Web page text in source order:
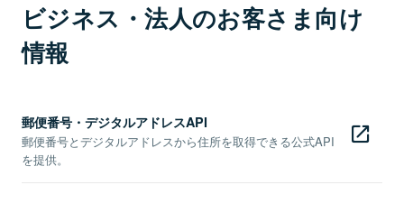
ビジネス・法人のお客さま向け
情報
郵便番号・デジタルアドレスAPI
郵便番号とデジタルアドレスから住所を取得できる公式API
を提供。